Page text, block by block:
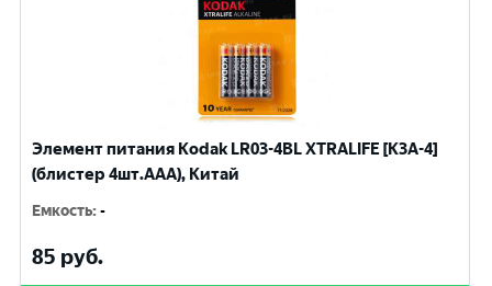
Элемент питания Kodak LR03-4BL XTRALIFE [K3A-4]
(блистер 4шт.AАА), Китай
Емкость:-
85 руб.